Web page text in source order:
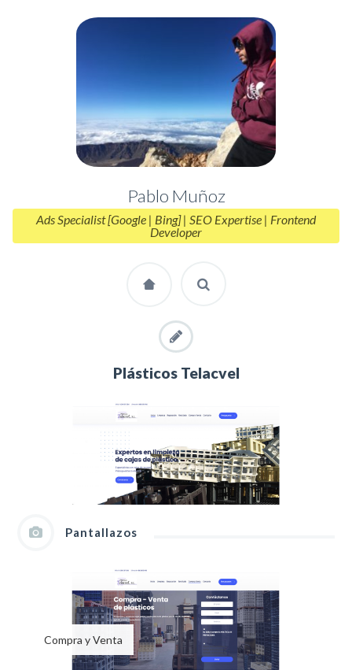
Pablo Muñoz
Ads Specialist [Google | Bing] | SEO Expertise | Frontend
Developer
Plásticos Telacvel
Pantallazos
Compra y Venta